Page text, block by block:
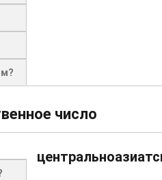
число